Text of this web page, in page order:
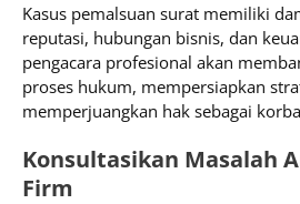
Kasus pemalsuan surat memiliki
reputasi, hubungan bisnis, dan
pengacara profesional akan
proses hukum, mempersiapkan
memperjuangkan hak sebagai
Konsultasikan Masalah
Firm